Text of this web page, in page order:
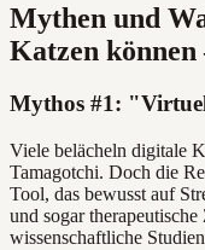
Mythen und
Katzen können
Mythos #1:
Viele belächeln digitale
Tamagotchi. Doch die
Tool, das bewusst auf
und sogar
wissenschaftliche